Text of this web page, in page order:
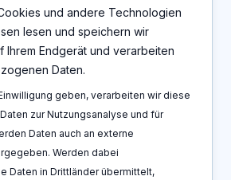
und andere Technologien
lesen und speichern wir
Ihrem Endgerät und verarbeiten
Daten.
geben, verarbeiten wir diese
zur Nutzungsanalyse und für
Daten auch an externe
Werden dabei
Daten in Drittländer übermittelt,